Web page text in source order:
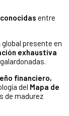
entre
presente en
exhaustiva
financiero,
del Mapa de
de madurez